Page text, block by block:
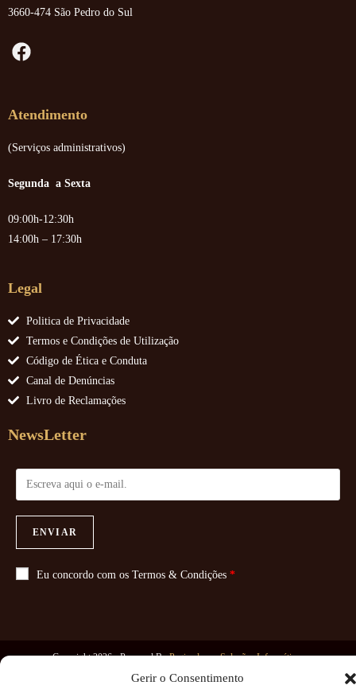
Gerir o Consentimento
3660-474 São Pedro do Sul
Atendimento
(Serviços administrativos)
Segunda a Sexta
09:00h-12:30h
14:00h – 17:30h
Legal
Politica de Privacidade
Termos e Condições de Utilização
Código de Ética e Conduta
Canal de Denúncias
Livro de Reclamações
NewsLetter
ENVIAR
Eu concordo com os Termos & Condições *
Copyright 2026 - Powered ByPaginadoze - Soluções Informáticas